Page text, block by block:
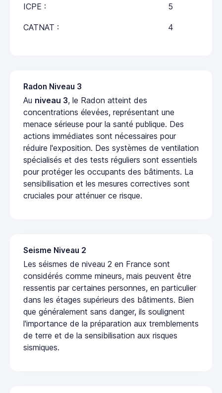
ICPE : 5
CATNAT : 4
Radon Niveau 3
Au niveau 3, le Radon atteint des
concentrations élevées, représentant une
menace sérieuse pour la santé publique. Des
actions immédiates sont nécessaires pour
réduire l'exposition. Des systèmes de ventilation
spécialisés et des tests réguliers sont essentiels
pour protéger les occupants des bâtiments. La
sensibilisation et les mesures correctives sont
cruciales pour atténuer ce risque.
Seisme Niveau 2
Les séismes de niveau 2 en France sont
considérés comme mineurs, mais peuvent être
ressentis par certaines personnes, en particulier
dans les étages supérieurs des bâtiments. Bien
que généralement sans danger, ils soulignent
l'importance de la préparation aux tremblements
de terre et de la sensibilisation aux risques
sismiques.